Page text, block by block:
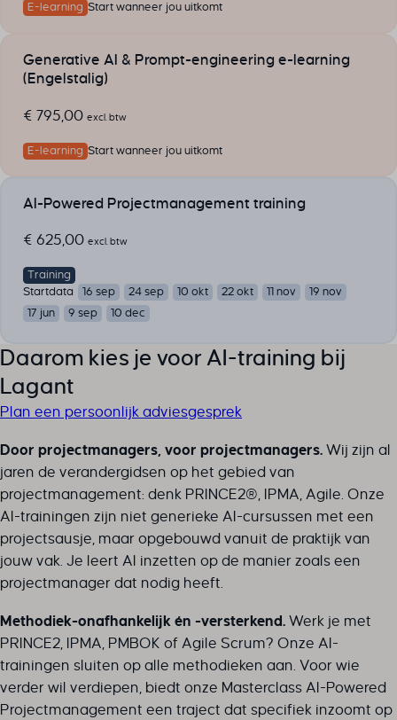
E-learning Start wanneer jou uitkomt
Generative AI & Prompt-engineering e-learning
(Engelstalig)
€ 795,00 excl. btw
E-learning Start wanneer jou uitkomt
AI-Powered Projectmanagement training
€ 625,00 excl. btw
Training
Startdata
16 sep 24 sep 10 okt 22 okt 11 nov
19 nov
17 jun
9 sep 10 dec
Daarom kies je voor AI-training bij
Lagant
Plan een persoonlijk adviesgesprek
Door projectmanagers, voor projectmanagers. Wij zijn al
jaren de verandergidsen op het gebied van
projectmanagement: denk PRINCE2®, IPMA, Agile. Onze
AI-trainingen zijn niet generieke AI-cursussen met een
projectsausje, maar opgebouwd vanuit de praktijk van
jouw vak. Je leert AI inzetten op de manier zoals een
projectmanager dat nodig heeft.
Methodiek-onafhankelijk én -versterkend. Werk je met
PRINCE2, IPMA, PMBOK of Agile Scrum? Onze AI-
trainingen sluiten op alle methodieken aan. Voor wie
verder wil verdiepen, biedt onze Masterclass AI-Powered
Projectmanagement een traject dat specifiek inzoomt op